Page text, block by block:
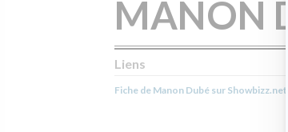
MANON
Liens
Fiche de Manon Dubé sur Showbizz.net